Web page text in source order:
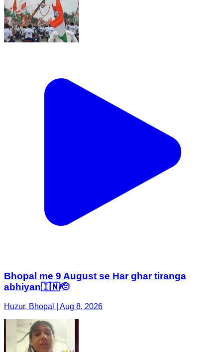
Bhopal me 9 August se Har ghar tiranga
abhiyan🇮🇳🫡
Huzur, Bhopal | Aug 8, 2026